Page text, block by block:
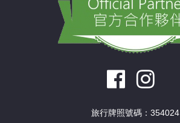
旅行牌照號碼：354024